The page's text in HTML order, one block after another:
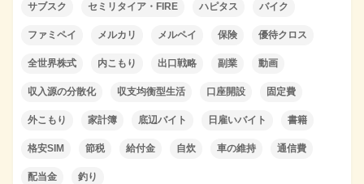
サブスク セミリタイア・FIRE ハピタス バイク
ファミペイ メルカリ メルペイ 保険 優待クロス
全世界株式 内こもり 出口戦略 副業 動画
収入源の分散化 収支均衡型生活 口座開設 固定費
外こもり 家計簿 底辺バイト 日雇いバイト 書籍
格安SIM 節税 給付金 自炊 車の維持 通信費
配当金 釣り